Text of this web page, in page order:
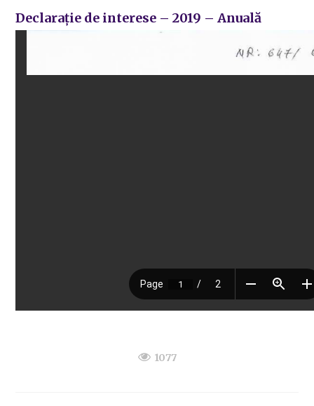
Declarație de interese – 2019 – Anuală
1077